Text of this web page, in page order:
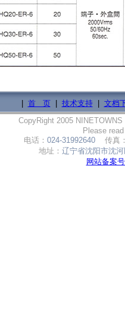
首 页| 技术支持| 文档
CopyRight 2005 NINETOWNS
Please
电话： 024-31992640 传真
地址： 辽宁省沈阳市沈
网站备案